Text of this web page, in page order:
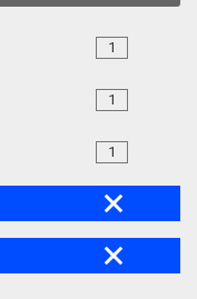
1
1
1